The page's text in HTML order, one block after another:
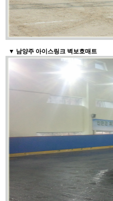
▼ 남양주 아이스링크 벽보호매트